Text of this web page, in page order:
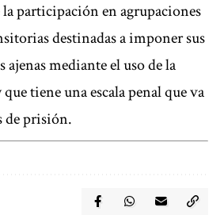
participación en agrupaciones
destinadas a imponer sus
ajenas mediante el uso de la
tiene una escala penal que va
de prisión.